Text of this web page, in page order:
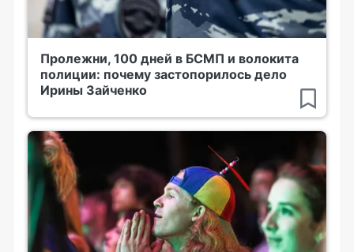
Пролежни, 100 дней в БСМП и волокита
полиции: почему застопорилось дело
Ирины Зайченко